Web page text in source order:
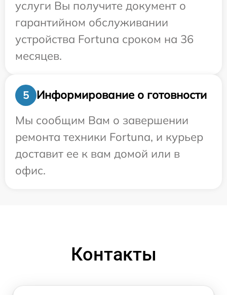
услуги Вы получите документ о
гарантийном обслуживании
устройства Fortuna сроком на 36
месяцев.
5
Информирование о готовности
Мы сообщим Вам о завершении
ремонта техники Fortuna, и курьер
доставит ее к вам домой или в
офис.
Контакты